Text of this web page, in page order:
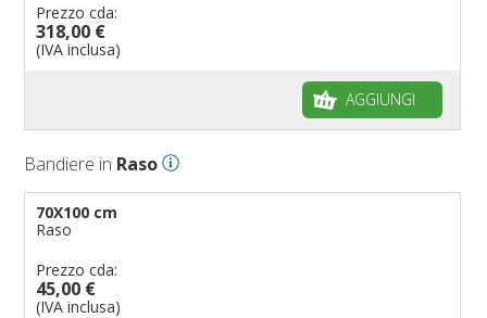
Prezzo cda:
318,00 €
(IVA inclusa)
AGGIUNGI
Bandiere in Raso
70X100 cm
Raso
Prezzo cda:
45,00 €
(IVA inclusa)